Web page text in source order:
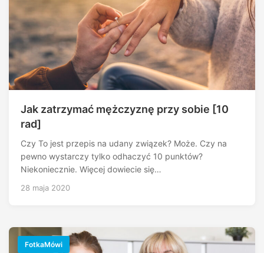
Jak zatrzymać mężczyznę przy sobie [10
rad]
Czy To jest przepis na udany związek? Może. Czy na
pewno wystarczy tylko odhaczyć 10 punktów?
Niekoniecznie. Więcej dowiecie się…
28 maja 2020
FotkaMówi